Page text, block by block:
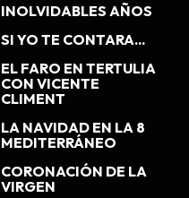
INOLVIDABLES AÑOS
SI YO TE CONTARA...
EL FARO EN TERTULIA
CON VICENTE
CLIMENT
LA NAVIDAD EN LA 8
MEDITERRÁNEO
CORONACIÓN DE LA
VIRGEN